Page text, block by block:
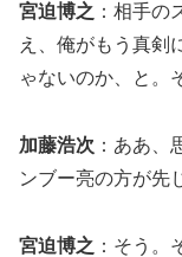
宮迫博之 ：相手の
え、俺がもう真剣
ゃないのか、と。
加藤浩次 ：ああ、
ンブー亮の方が先
宮迫博之 ：そう。